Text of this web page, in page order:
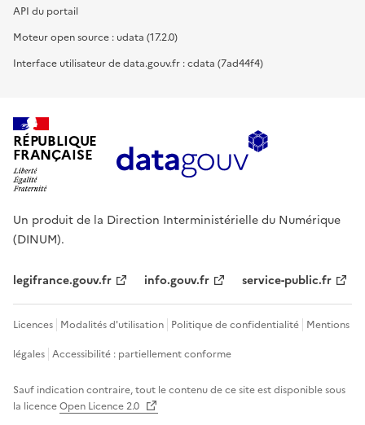
API du portail
Moteur open source : udata (17.2.0)
Interface utilisateur de data.gouv.fr : cdata (7ad44f4)
RÉPUBLIQUE
FRANÇAISE
Un produit de la Direction Interministérielle du Numérique
(DINUM).
legifrance.gouv.fr info.gouv.fr service-public.fr
Licences Modalités d'utilisation Politique de confidentialité Mentions
légales Accessibilité : partiellement conforme
Sauf indication contraire, tout le contenu de ce site est disponible sous
la licenceOpen Licence 2.0